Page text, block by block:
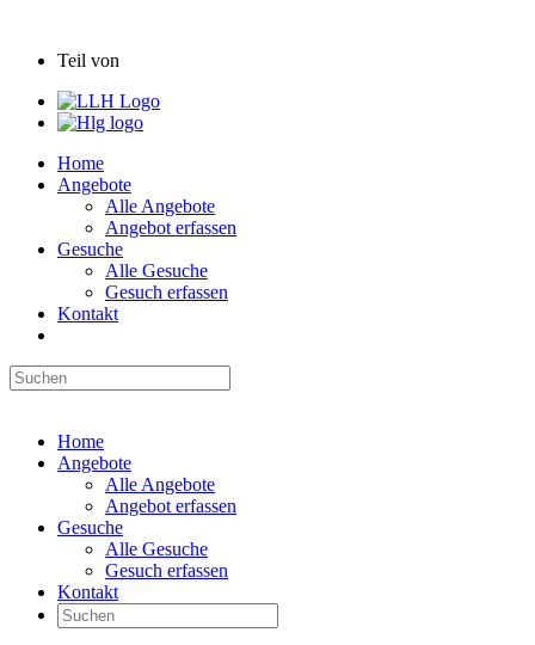
Teil von
Home
Angebote
Alle Angebote
Angebot erfassen
Gesuche
Alle Gesuche
Gesuch erfassen
Kontakt
Home
Angebote
Alle Angebote
Angebot erfassen
Gesuche
Alle Gesuche
Gesuch erfassen
Kontakt